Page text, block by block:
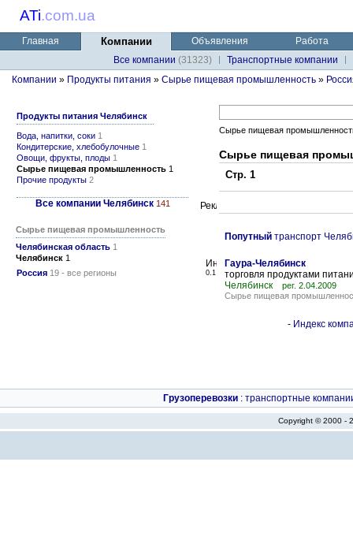
ATi.com.ua
Главная Компании Объявления
Работа
Все компании (31323)
Транспортные компании
Компании » Продукты питания » Сырье пищевая промышленность »
Продукты питания Челябинск
Вода, напитки, соки 1
Кондитерские, хлебобулочные 1
Овощи, фрукты, плоды 1
Сырье пищевая промышленность 1
Прочие продукты 2
Все компании Челябинск 141
Сырье пищевая промышленность
Челябинская область 1
Челябинск 1
Россия 19 - все регионы
Сырье пищевая
Сырье пищевая
Стр. 1
Попутный транспорт
0.1
Гаура-Челябинск
торговля продуктами
Челябинск
рег. 2.04.2009
Сырье пищевая
- Индекс
Грузоперевозки : транспортные
Copyright © 2000 -